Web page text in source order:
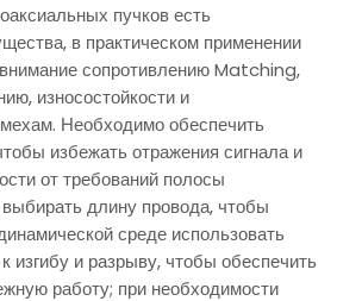
пучков есть
в практическом применении
сопротивлению Matching,
износостойкости и
Необходимо обеспечить
избежать отражения сигнала и
от требований полосы
длину провода, чтобы
среде использовать
изгибу и разрыву, чтобы обеспечить
работу; при необходимости